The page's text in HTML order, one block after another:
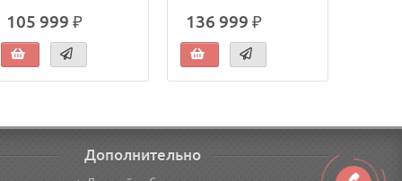
105 999 ₽ 136 999 ₽
Дополнительно